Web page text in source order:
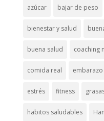
azúcar bajar de peso
bienestar y salud
buena salud coaching
comida real embarazo
estrés fitness
habitos saludables